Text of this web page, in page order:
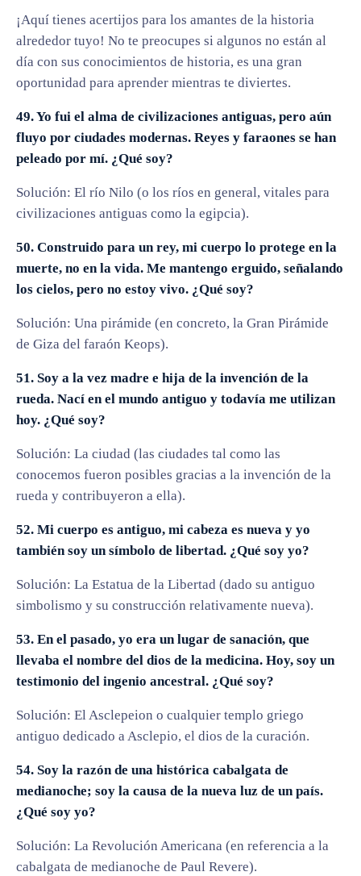
¡Aquí tienes acertijos para los amantes de la historia
alrededor tuyo! No te preocupes si algunos no están al
día con sus conocimientos de historia, es una gran
oportunidad para aprender mientras te diviertes.
49. Yo fui el alma de civilizaciones antiguas, pero aún
fluyo por ciudades modernas. Reyes y faraones se han
peleado por mí. ¿Qué soy?
Solución: El río Nilo (o los ríos en general, vitales para
civilizaciones antiguas como la egipcia).
50. Construido para un rey, mi cuerpo lo protege en la
muerte, no en la vida. Me mantengo erguido, señalando
los cielos, pero no estoy vivo. ¿Qué soy?
Solución: Una pirámide (en concreto, la Gran Pirámide
de Giza del faraón Keops).
51. Soy a la vez madre e hija de la invención de la
rueda. Nací en el mundo antiguo y todavía me utilizan
hoy. ¿Qué soy?
Solución: La ciudad (las ciudades tal como las
conocemos fueron posibles gracias a la invención de la
rueda y contribuyeron a ella).
52. Mi cuerpo es antiguo, mi cabeza es nueva y yo
también soy un símbolo de libertad. ¿Qué soy yo?
Solución: La Estatua de la Libertad (dado su antiguo
simbolismo y su construcción relativamente nueva).
53. En el pasado, yo era un lugar de sanación, que
llevaba el nombre del dios de la medicina. Hoy, soy un
testimonio del ingenio ancestral. ¿Qué soy?
Solución: El Asclepeion o cualquier templo griego
antiguo dedicado a Asclepio, el dios de la curación.
54. Soy la razón de una histórica cabalgata de
medianoche; soy la causa de la nueva luz de un país.
¿Qué soy yo?
Solución: La Revolución Americana (en referencia a la
cabalgata de medianoche de Paul Revere).